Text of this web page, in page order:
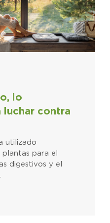
lo
luchar contra
utilizado
para el
digestivos y el